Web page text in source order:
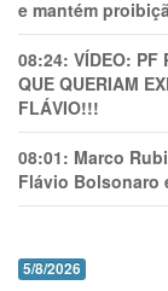
e mantém
08:24: VÍDEO: PF
QUE QUERIAM
FLÁVIO!!!
08:01: Marco
Flávio Bolsonaro
5/8/2026